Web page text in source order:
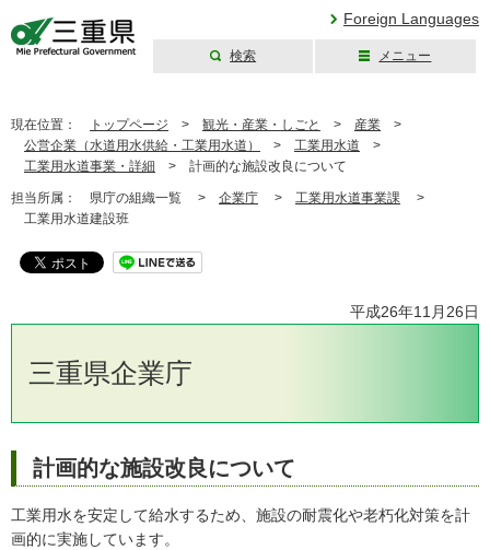
Foreign Languages
検索 メニュー
現在位置： トップページ > 観光・産業・しごと > 産業 >
公営企業（水道用水供給・工業用水道）
> 工業用水道 >
工業用水道事業・詳細 > 計画的な施設改良について
担当所属： 県庁の組織一覧 > 企業庁 > 工業用水道事業課 >
工業用水道建設班
平成26年11月26日
三重県企業庁
計画的な施設改良について
工業用水を安定して給水するため、施設の耐震化や老朽化対策を計
画的に実施しています。